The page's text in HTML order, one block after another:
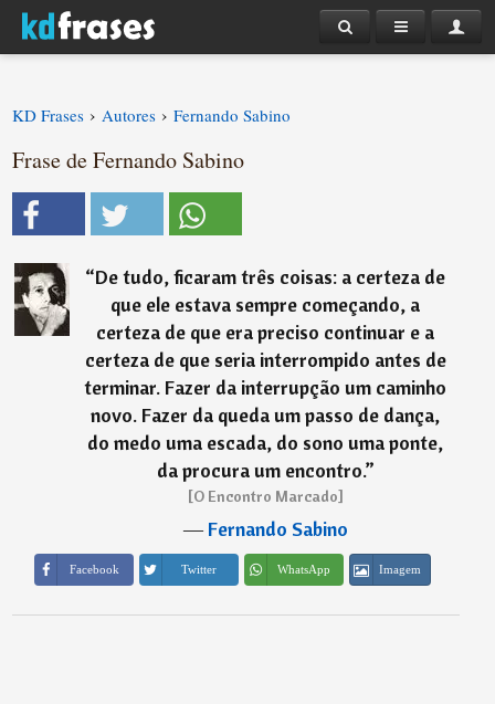
KD Frases › Autores › Fernando Sabino
Frase de Fernando Sabino
“De tudo, ficaram três coisas: a certeza de
que ele estava sempre começando, a
certeza de que era preciso continuar e a
certeza de que seria interrompido antes de
terminar. Fazer da interrupção um caminho
novo. Fazer da queda um passo de dança,
do medo uma escada, do sono uma ponte,
da procura um encontro.”
[O Encontro Marcado]
―Fernando Sabino
Facebook Twitter WhatsApp Imagem